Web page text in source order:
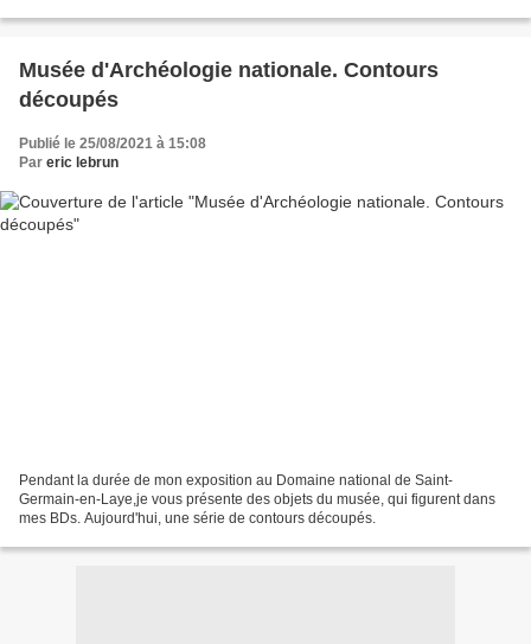
Musée d'Archéologie nationale. Contours
découpés
Publié le 25/08/2021 à 15:08
Par eric lebrun
Pendant la durée de mon exposition au Domaine national de Saint-
Germain-en-Laye,je vous présente des objets du musée, qui figurent dans
mes BDs. Aujourd'hui, une série de contours découpés.